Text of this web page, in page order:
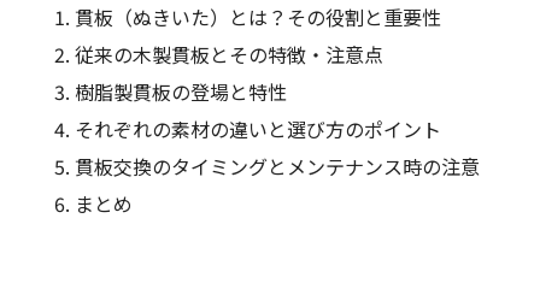
貫板（ぬきいた）とは？その役割と重要性
従来の木製貫板とその特徴・注意点
樹脂製貫板の登場と特性
それぞれの素材の違いと選び方のポイント
貫板交換のタイミングとメンテナンス時の注意
まとめ